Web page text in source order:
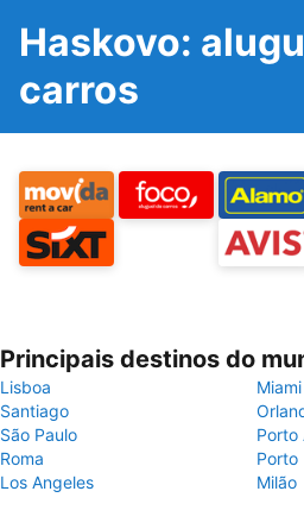
Haskovo:
carros
Principais destinos do
Lisboa
Miami
Santiago
São Paulo
Porto
Roma
Porto
Los Angeles
Milão